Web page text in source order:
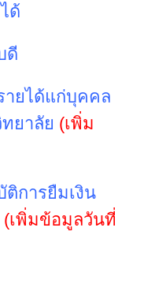
ด้
ดี
ายได้แก่บุคคล
ยาลัย (เพิ่ม
การยืมเงิน
(เพิ่มข้อมูลวันที่